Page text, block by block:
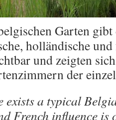
Garten
holländische
und zeigten
der
exists a typical
French influence is